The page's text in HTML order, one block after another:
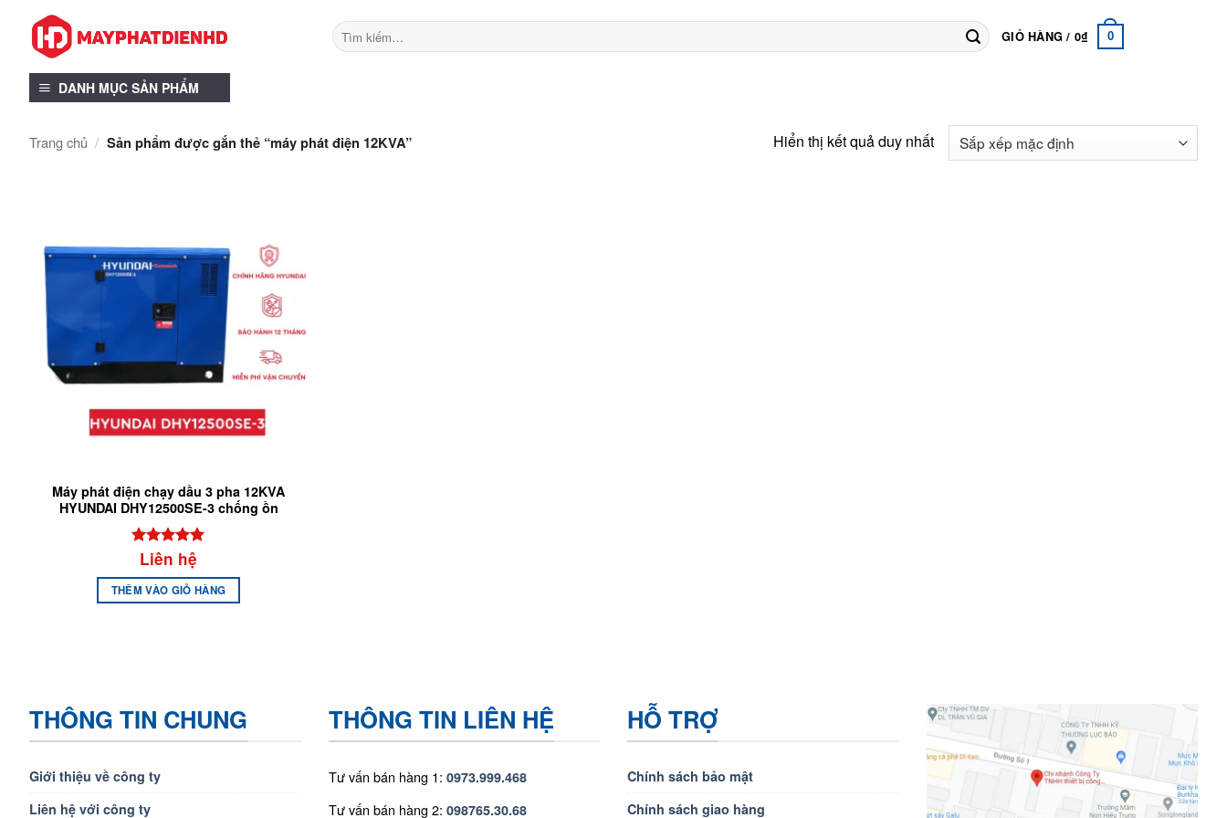
dung
Tìm
kiếm:
GIỎ HÀNG / 0₫ 0
DANH MỤC SẢN PHẨM
Trang chủ / Sản phẩm được gắn thẻ “máy phát điện 12KVA” Hiển thị kết quả duy nhất
Máy phát điện chạy dầu 3 pha 12KVA
HYUNDAI DHY12500SE-3 chống ồn
Được xếp
sao
Liên hệ
THÊM VÀO GIỎ HÀNG
THÔNG TIN CHUNG
Giới thiệu về công ty
Liên hệ với công ty
THÔNG TIN LIÊN HỆ
Tư vấn bán hàng 1: 0973.999.468
Tư vấn bán hàng 2: 098765.30.68
HỖ TRỢ
Chính sách bảo mật
Chính sách giao hàng